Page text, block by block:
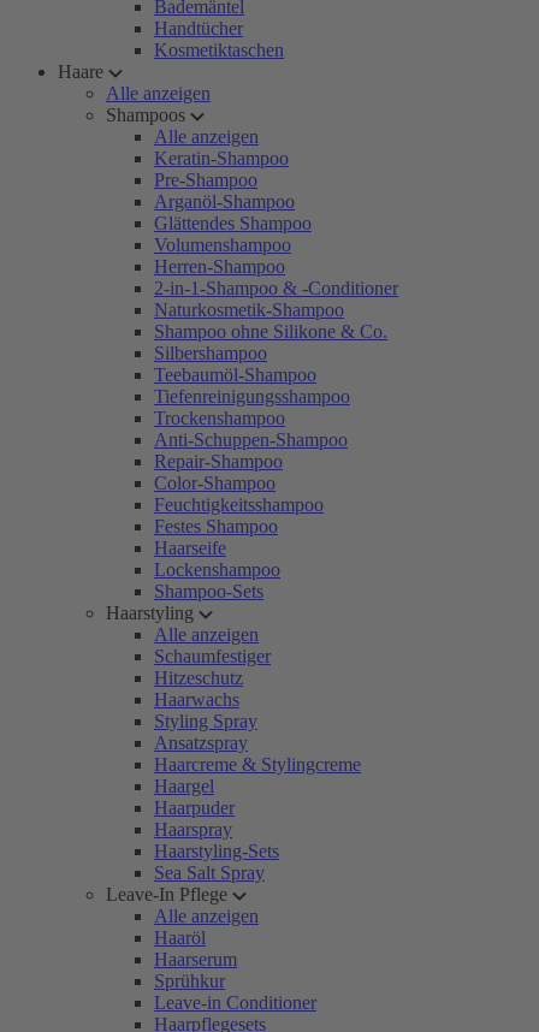
Bademäntel
Handtücher
Kosmetiktaschen
Haare
Alle anzeigen
Shampoos
Alle anzeigen
Keratin-Shampoo
Pre-Shampoo
Arganöl-Shampoo
Glättendes Shampoo
Volumenshampoo
Herren-Shampoo
2-in-1-Shampoo & -Conditioner
Naturkosmetik-Shampoo
Shampoo ohne Silikone & Co.
Silbershampoo
Teebaumöl-Shampoo
Tiefenreinigungsshampoo
Trockenshampoo
Anti-Schuppen-Shampoo
Repair-Shampoo
Color-Shampoo
Feuchtigkeitsshampoo
Festes Shampoo
Haarseife
Lockenshampoo
Shampoo-Sets
Haarstyling
Alle anzeigen
Schaumfestiger
Hitzeschutz
Haarwachs
Styling Spray
Ansatzspray
Haarcreme & Stylingcreme
Haargel
Haarpuder
Haarspray
Haarstyling-Sets
Sea Salt Spray
Leave-In Pflege
Alle anzeigen
Haaröl
Haarserum
Sprühkur
Leave-in Conditioner
Haarpflegesets